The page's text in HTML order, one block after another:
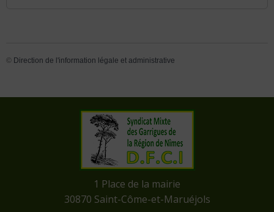
© Direction de l'information légale et administrative
​1 Place de la mairie
​30870 Saint-Côme-et-Maruéjols